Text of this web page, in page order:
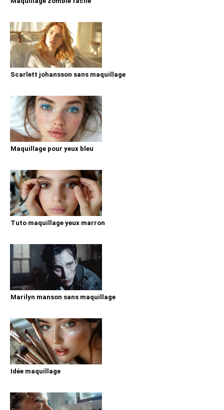
Scarlett johansson sans maquillage
Maquillage pour yeux bleu
Tuto maquillage yeux marron
Marilyn manson sans maquillage
Idée maquillage